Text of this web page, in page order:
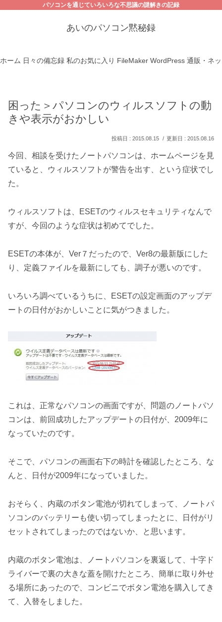
パソコンを通じていろいろな不思議の謎解きの記録
あいのパソコン黙秘録
ホーム 日々の備忘録 私のお気に入り FileMaker WordPress 通販・ネ
困った＞パソコンのウィルスソフトの動
きや表示がおかしい
2015.08.15 2015.08.16
今回、相談を受けたノートパソコンは、ホームページを見
ていると、ウィルスソフトが警告を出す、という症状でし
た。
ウィルスソフトは、ESETのウィルスセキュリティなんで
すが、今回のような症状は初めてでした。
ESETの本体が、Ver７だったので、Ver8の最新版にした
り、定義ファイルを最新にしても、調子が悪いのです。
いろいろ調べているうちに、ESETの設定画面のアップデ
ートの日付がおかしいことに気がつきました。
これは、正常なパソコンの画面ですが、問題のノートパソ
コンは、前回成功したアップデートの日付が、2009年に
なっていたのです。
そこで、パソコンの画面右下の時計を確認したところ、な
んと、日付が2009年になっていました。
おそらく、内蔵のボタン電池が切れてしまって、ノートパ
ソコンのバッテリーも使い切ってしまったとに、日付がリ
セットされてしまったのではないか、と思います。
内蔵のボタン電池は、ノートパソコンを裏返して、十字ド
ライバーで裏の大きな蓋を開けたところ、簡単に取り外せ
る場所にあったので、コンビニでボタン電池を購入してき
て、入替をしました。